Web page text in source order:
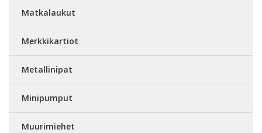
Matkalaukut
Merkkikartiot
Metallinipat
Minipumput
Muurimiehet